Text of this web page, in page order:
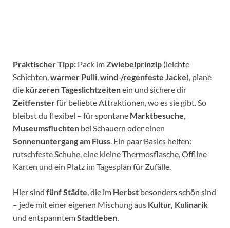
Praktischer Tipp: Pack imZwiebelprinzip (leichte
Schichten,warmer Pulli,wind-/regenfeste Jacke), plane
die kürzeren Tageslichtzeitenein und sichere dir
Zeitfensterfür beliebte Attraktionen, wo es sie gibt. So
bleibst du flexibel – für spontane Marktbesuche,
Museumsfluchten bei Schauern oder einen
Sonnenuntergang am Fluss. Ein paar Basics helfen:
rutschfeste Schuhe, eine kleine Thermosflasche, Offline-
Karten und ein Platz im Tagesplan für Zufälle.
Hier sind fünf Städte, die im Herbst besonders schön sind
– jede mit einer eigenen Mischung aus Kultur, Kulinarik
und entspanntemStadtleben.